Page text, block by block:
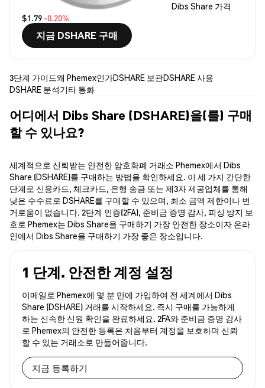
Dibs Share 가격
$1.79 -0.20%
지금 DSHARE 구매
3단계 가이드왜 Phemex인가DSHARE 보관DSHARE 사용
DSHARE 분석기타 통화
어디에서 Dibs Share (DSHARE)을(를) 구매
할 수 있나요?
세계적으로 신뢰받는 안전한 암호화폐 거래소 Phemex에서 Dibs
Share (DSHARE)를 구매하는 방법을 확인하세요. 이 세 가지 간단한
단계로 신용카드, 체크카드, 은행 송금 또는 제3자 제공업체를 통해
낮은 수수료로 DSHARE를 구매할 수 있으며, 최소 금액 제한이나 번
거로움이 없습니다. 2단계 인증(2FA), 준비금 증명 감사, 피싱 방지 보
호로 Phemex는 Dibs Share을 구매하기 가장 안전한 장소이자 온라
인에서 Dibs Share을 구매하기 가장 좋은 장소입니다.
1 단계. 안전한 계정 설정
이메일로 Phemex에 몇 분 만에 가입하여 전 세계에서 Dibs
Share (DSHARE) 거래를 시작하세요. 즉시 구매를 가능하게
하는 신속한 신원 확인을 완료하세요. 2FA와 준비금 증명 감사
로 Phemex의 안전한 등록은 처음부터 계정을 보호하며 신뢰
할 수 있는 거래소로 만들어줍니다.
지금 등록하기